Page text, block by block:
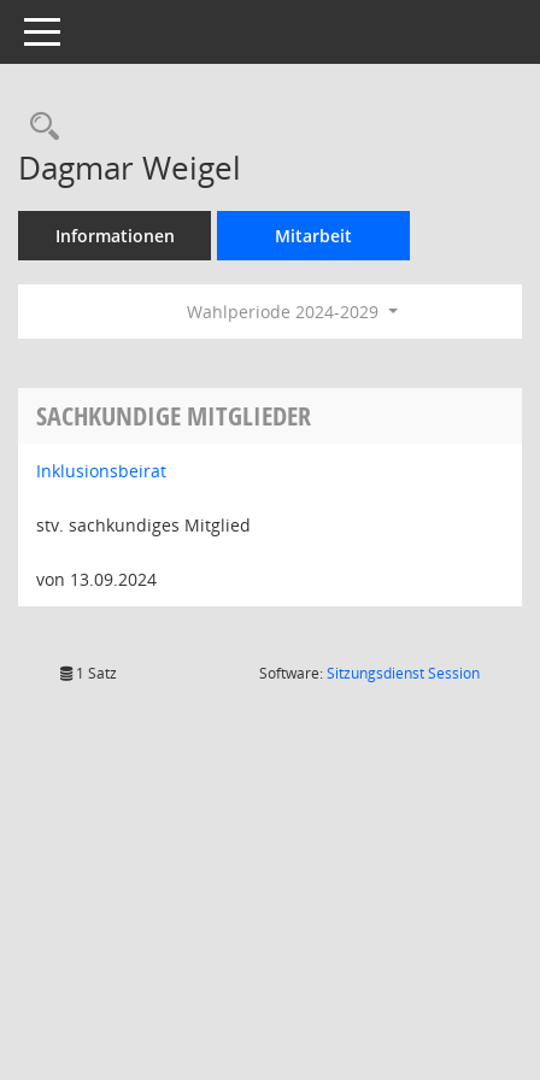
Toggle navigation
Rechercheauswahl
Dagmar Weigel
Informationen Mitarbeit
Wahlperiode 2024-2029
SACHKUNDIGE MITGLIEDER
Inklusionsbeirat
stv. sachkundiges Mitglied
von 13.09.2024
1 Satz Software:SitzungsdienstSession(Wird in